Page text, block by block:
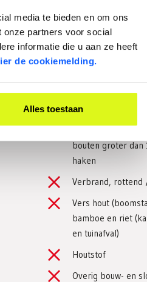
media te bieden en om ons
onze partners voor social
informatie die u aan ze heeft
de cookiemelding.
Alles toestaan
Hardboard,
Hardhoutsoorten
Geïmpregneerd of
Anti-magnetische
overige metaaldelen
Hang- en
bouten groter dan
haken
Verbrand, rottend
Vers hout
bamboe en riet
en tuinafval)
Houtstof
Overig bouw- en